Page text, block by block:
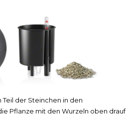
Teil der Steinchen in den
Pflanze mit den Wurzeln oben drauf